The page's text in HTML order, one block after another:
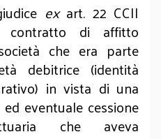
exart. 22 CCII
di affitto
che era parte
debitrice (identità
in vista di una
eventuale cessione
che aveva